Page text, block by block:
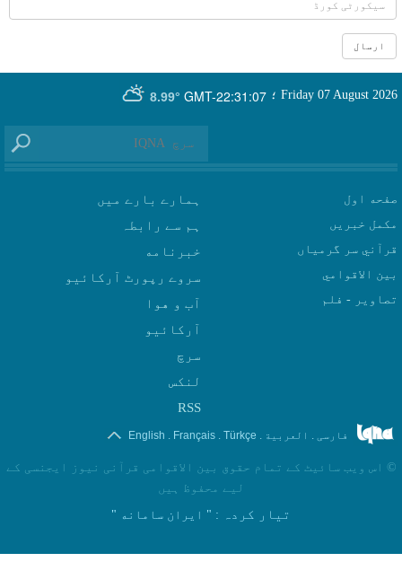
GMT-22:31:07
8.99° Friday 07 August 2026 ؛
صفحه اول
مکمل خبریں
قرآني سر گرمياں
بين الاقوامي
تصاوير - فلم
ہمارے بارے میں
ہم سے رابطہ
سروے رپورٹ آرکائیو
آب و هوا
سرچ
لنکس
RSS
فارسی . العربیة .
Türkçe
.
Français
.
English
© اس ویب سائیٹ کے تمام حقوق بین الاقوامی قرآنی نیوز ایجنسی کے
لیے محفوظ ہیں
تیار کردہ : " ایران سامانه "